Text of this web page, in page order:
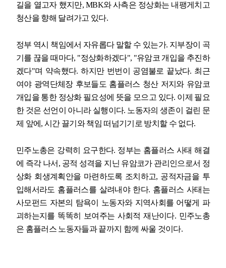
길을 열고자 했지만, MBK와 사측은 정상화는 내팽게치고
청산을 향해 달려가고 있다.
정부 역시 책임에서 자유롭다 말할 수 있는가. 지부장이 곡
기를 끊을 때마다, "정상화하겠다", "유암코 개입을 추진하
겠다"며 약속했다.하지만 번번이 공염불로 끝났다. 최근
여야 광역단체장 후보들도 홈플러스 청산 저지와 유암코
개입을 통한 정상화 필요성에 뜻을 모으고 있다. 이제 필요
한 것은 선언이 아니라 실행이다. 노동자의 생존이 걸린 문
제 앞에 ,시간 끌기와 책임 떠넘기기로 방치할 수 없다.
민주노총은 강력히 요구한다. 정부는 홈플러스 사태 해결
에 즉각 나서 , 공적 성격을 지닌 유암코가 관리인으로서 정
상화 회생계획안을 마련하도록 조치하고, 공적자금을 투
입해서라도 홈플러스를 살려내야 한다. 홈플러스 사태는
사모펀드 자본의 탐욕이 노동자와 지역사회를 어떻게 파
괴하는지를 똑똑히 보여주는 사회적 재난이다. 민주노총
은 홈플러스 노동자들과 끝까지 함께 싸울 것이다.